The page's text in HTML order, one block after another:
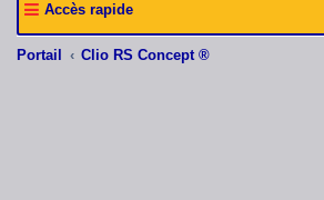
Accès rapide
Portail Clio RS Concept ®